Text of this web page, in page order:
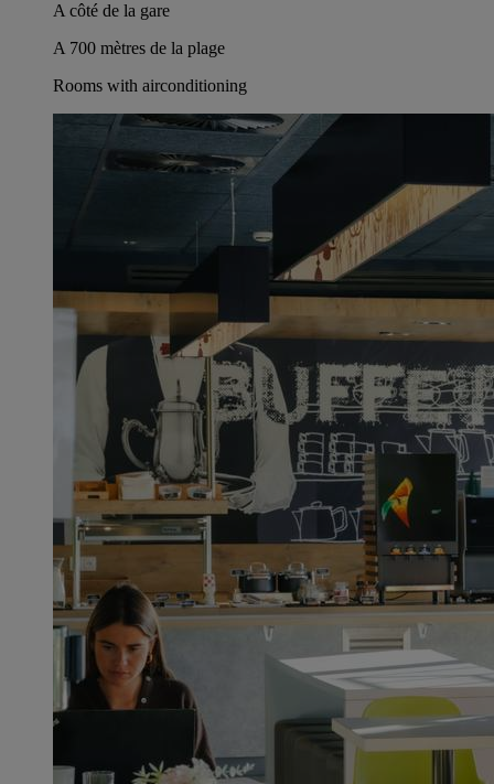
A côté de la gare
A 700 mètres de la plage
Rooms with airconditioning